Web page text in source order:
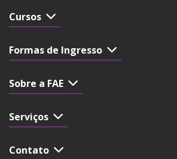
Cursos
Formas de Ingresso
Sobre a FAE
Serviços
Contato